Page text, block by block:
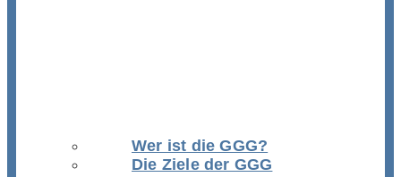
Wer ist die GGG?
Die Ziele der GGG